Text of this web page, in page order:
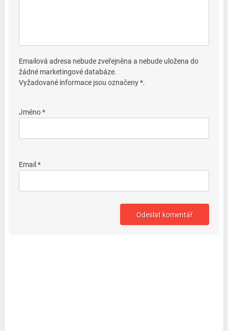
Emailová adresa nebude zveřejněna a nebude uložena do
žádné marketingové databáze.
Vyžadované informace jsou označeny *.
Jméno *
Email *